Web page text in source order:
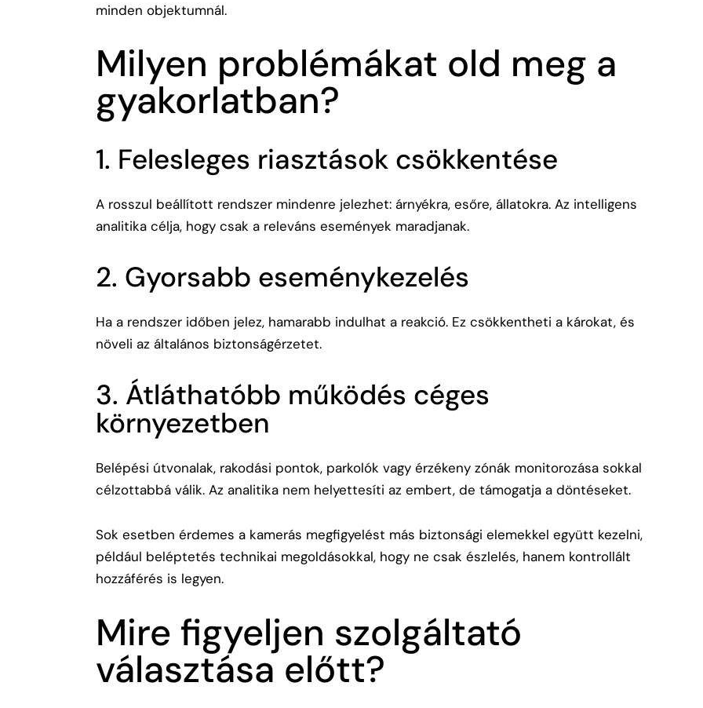
minden objektumnál.
Milyen problémákat old meg a
gyakorlatban?
1. Felesleges riasztások csökkentése
A rosszul beállított rendszer mindenre jelezhet: árnyékra, esőre, állatokra. Az intelligens
analitika célja, hogy csak a releváns események maradjanak.
2. Gyorsabb eseménykezelés
Ha a rendszer időben jelez, hamarabb indulhat a reakció. Ez csökkentheti a károkat, és
növeli az általános biztonságérzetet.
3. Átláthatóbb működés céges
környezetben
Belépési útvonalak, rakodási pontok, parkolók vagy érzékeny zónák monitorozása sokkal
célzottabbá válik. Az analitika nem helyettesíti az embert, de támogatja a döntéseket.
Sok esetben érdemes a kamerás megfigyelést más biztonsági elemekkel együtt kezelni,
például beléptetés technikai megoldásokkal, hogy ne csak észlelés, hanem kontrollált
hozzáférés is legyen.
Mire figyeljen szolgáltató
választása előtt?